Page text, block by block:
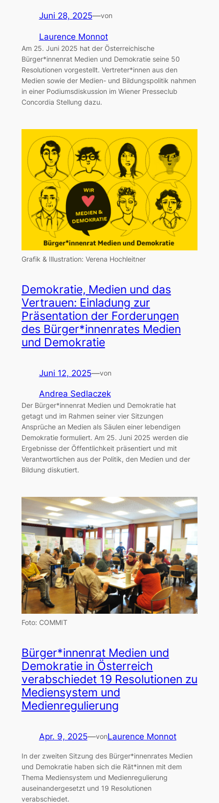
Juni 28, 2025—von
Laurence Monnot
Am 25. Juni 2025 hat der Österreichische
Bürger*innenrat Medien und Demokratie seine 50
Resolutionen vorgestellt. Vertreter*innen aus den
Medien sowie der Medien- und Bildungspolitik nahmen
in einer Podiumsdiskussion im Wiener Presseclub
Concordia Stellung dazu.
Grafik & Illustration: Verena Hochleitner
Demokratie, Medien und das
Vertrauen: Einladung zur
Präsentation der Forderungen
des Bürger*innenrates Medien
und Demokratie
Juni 12, 2025—von
Andrea Sedlaczek
Der Bürger*innenrat Medien und Demokratie hat
getagt und im Rahmen seiner vier Sitzungen
Ansprüche an Medien als Säulen einer lebendigen
Demokratie formuliert. Am 25. Juni 2025 werden die
Ergebnisse der Öffentlichkeit präsentiert und mit
Verantwortlichen aus der Politik, den Medien und der
Bildung diskutiert.
Foto: COMMIT
Bürger*innenrat Medien und
Demokratie in Österreich
verabschiedet 19 Resolutionen zu
Mediensystem und
Medienregulierung
Apr. 9, 2025—vonLaurence Monnot
In der zweiten Sitzung des Bürger*innenrates Medien
und Demokratie haben sich die Rät*innen mit dem
Thema Mediensystem und Medienregulierung
auseinandergesetzt und 19 Resolutionen
verabschiedet.